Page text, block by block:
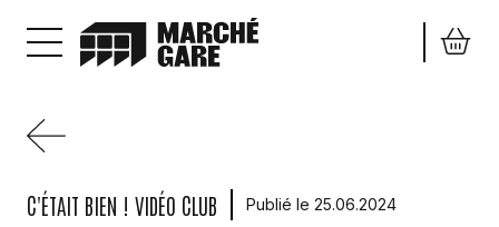
C'ÉTAIT BIEN ! VIDÉO CLUB Publié le 25.06.2024